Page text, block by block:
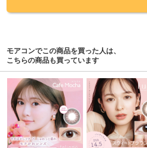
モアコンでこの商品を買った人は、
こちらの商品も買っています